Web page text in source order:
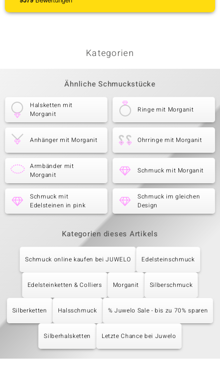
Kategorien
Ähnliche Schmuckstücke
Halsketten mit
Morganit
Ringe mit Morganit
Anhänger mit Morganit Ohrringe mit Morganit
Armbänder mit
Morganit
Schmuck mit Morganit
Schmuck mit
Edelsteinen in pink
Schmuck im gleichen
Design
Kategorien dieses Artikels
Schmuck online kaufen bei JUWELO Edelsteinschmuck
Edelsteinketten & Colliers Morganit Silberschmuck
Silberketten Halsschmuck % Juwelo Sale - bis zu 70% sparen
Silberhalsketten Letzte Chance bei Juwelo